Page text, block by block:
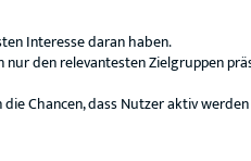
Interesse daran haben.
den relevantesten Zielgruppen
Chancen, dass Nutzer aktiv